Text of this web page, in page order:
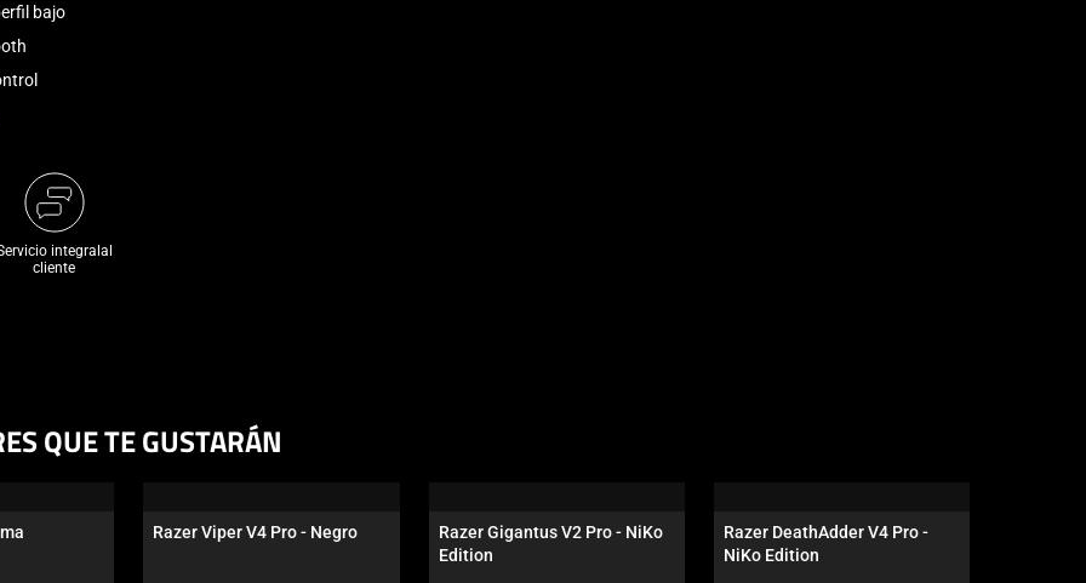
bajo
integralal
cliente
QUE TE GUSTARÁN
Razer Viper V4 Pro - Negro
Razer Gigantus V2 Pro - NiKo
Edition
Razer DeathAdder V4 Pro -
NiKo Edition